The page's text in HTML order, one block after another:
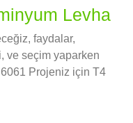
Levha
faydalar,
ve seçim yaparken
6061 Projeniz için T4